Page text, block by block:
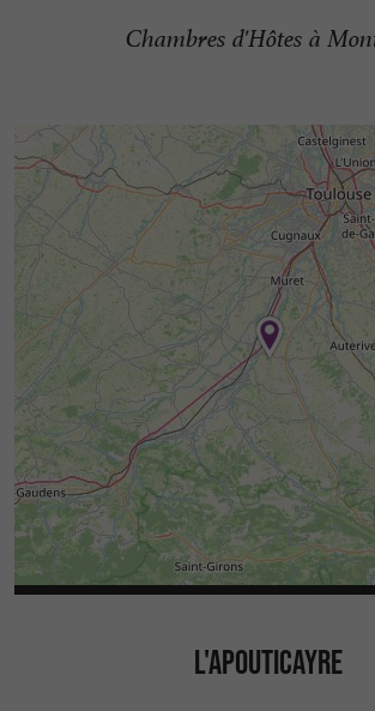
Chambres d'Hôtes à
L'APOUTICAYRE